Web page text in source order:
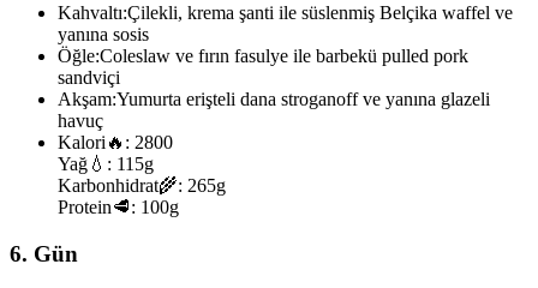
Kahvaltı:Çilekli, krema şanti ile süslenmiş Belçika waffel ve
yanına sosis
Öğle:Coleslaw ve fırın fasulye ile barbekü pulled pork
sandviçi
Akşam:Yumurta erişteli dana stroganoff ve yanına glazeli
havuç
Kalori 🔥: 2800
Yağ 💧: 115g
Karbonhidrat🌾: 265g
Protein🥩: 100g
6. Gün